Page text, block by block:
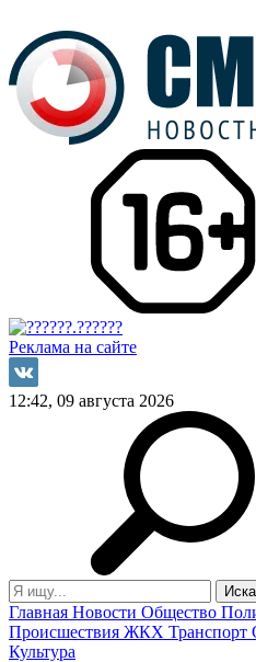
Реклама на сайте
12:42, 09 августа 2026
Главная Новости Общество
Происшествия ЖКХ Транспорт
Культура